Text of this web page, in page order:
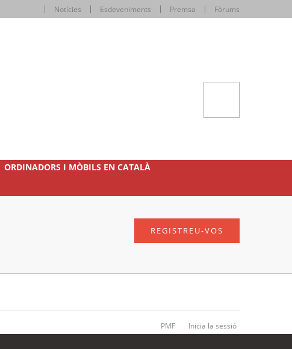
Notícies Esdeveniments Premsa Fòrums
ORDINADORS I MÒBILS EN CATALÀ
REGISTREU-VOS
PMF Inicia la sessió